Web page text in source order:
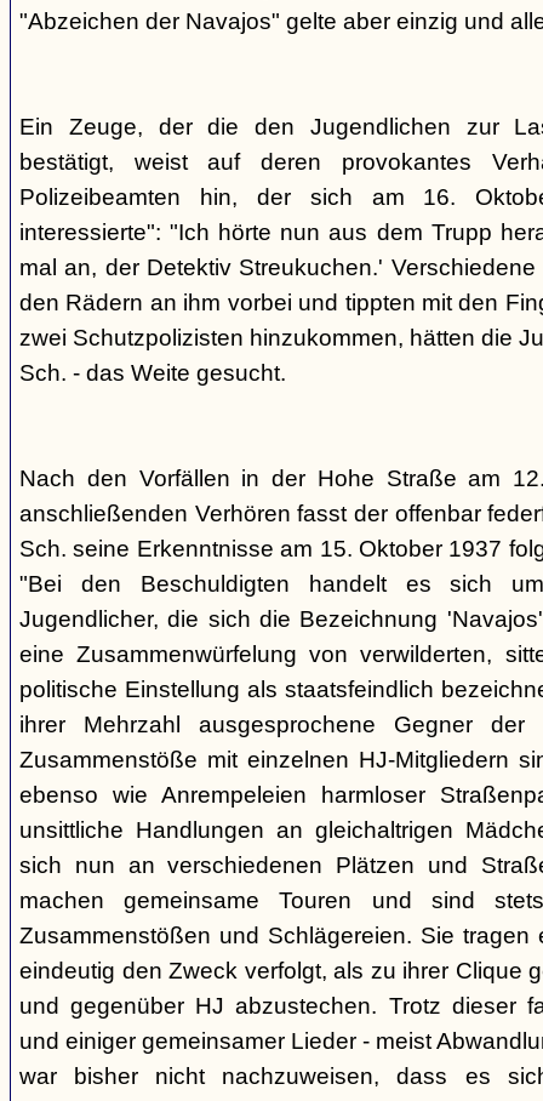
"Abzeichen der Navajos" gelte aber einzig und
Ein Zeuge, der die den Jugendlichen zur
bestätigt, weist auf deren provokantes
Polizeibeamten hin, der sich am 16.
interessierte": "Ich hörte nun aus dem Trupp
mal an, der Detektiv Streukuchen.'
den Rädern an ihm vorbei und tippten mit den
zwei Schutzpolizisten hinzukommen, hätten die
Sch. - das Weite gesucht.
Nach den Vorfällen in der Hohe Straße am
anschließenden Verhören fasst der offenbar
Sch. seine Erkenntnisse am 15. Oktober 1937
"Bei den Beschuldigten handelt es sich
Jugendlicher, die sich die Bezeichnung
eine Zusammenwürfelung von verwilderten,
politische Einstellung als staatsfeindlich
ihrer Mehrzahl ausgesprochene Gegner
Zusammenstöße mit einzelnen HJ-Mitgliedern
ebenso wie Anrempeleien harmloser
unsittliche Handlungen an gleichaltrigen
sich nun an verschiedenen Plätzen und
machen gemeinsame Touren und sind
Zusammenstößen und Schlägereien. Sie tragen
eindeutig den Zweck verfolgt, als zu ihrer Clique
und gegenüber HJ abzustechen. Trotz dieser
und einiger gemeinsamer Lieder - meist
war bisher nicht nachzuweisen, dass es